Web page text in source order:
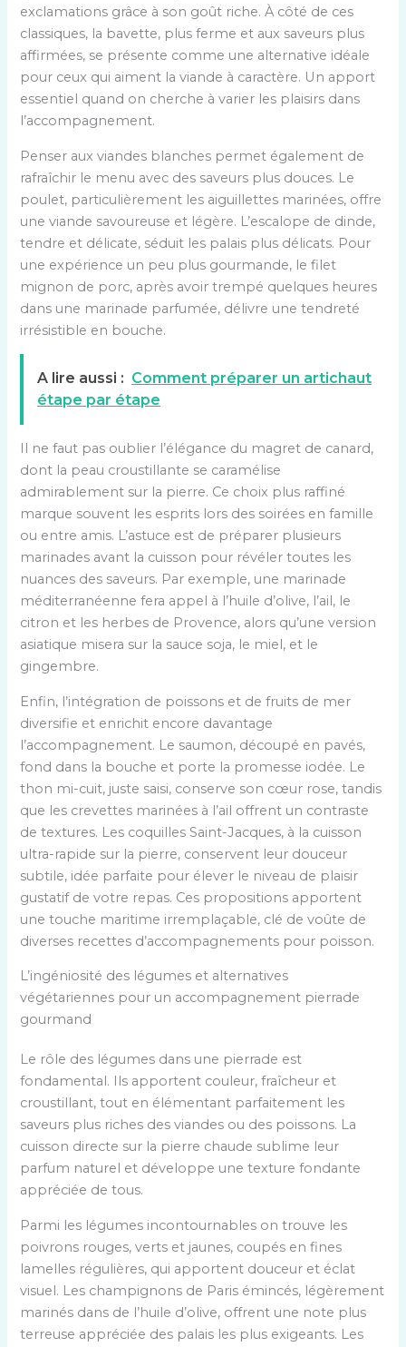
exclamations grâce à son goût riche. À côté de ces
classiques, la bavette, plus ferme et aux saveurs plus
affirmées, se présente comme une alternative idéale
pour ceux qui aiment la viande à caractère. Un apport
essentiel quand on cherche à varier les plaisirs dans
l’accompagnement.
Penser aux viandes blanches permet également de
rafraîchir le menu avec des saveurs plus douces. Le
poulet, particulièrement les aiguillettes marinées, offre
une viande savoureuse et légère. L’escalope de dinde,
tendre et délicate, séduit les palais plus délicats. Pour
une expérience un peu plus gourmande, le filet
mignon de porc, après avoir trempé quelques heures
dans une marinade parfumée, délivre une tendreté
irrésistible en bouche.
A lire aussi : Comment préparer un artichaut
étape par étape
Il ne faut pas oublier l’élégance du magret de canard,
dont la peau croustillante se caramélise
admirablement sur la pierre. Ce choix plus raffiné
marque souvent les esprits lors des soirées en famille
ou entre amis. L’astuce est de préparer plusieurs
marinades avant la cuisson pour révéler toutes les
nuances des saveurs. Par exemple, une marinade
méditerranéenne fera appel à l’huile d’olive, l’ail, le
citron et les herbes de Provence, alors qu’une version
asiatique misera sur la sauce soja, le miel, et le
gingembre.
Enfin, l’intégration de poissons et de fruits de mer
diversifie et enrichit encore davantage
l’accompagnement. Le saumon, découpé en pavés,
fond dans la bouche et porte la promesse iodée. Le
thon mi-cuit, juste saisi, conserve son cœur rose, tandis
que les crevettes marinées à l’ail offrent un contraste
de textures. Les coquilles Saint-Jacques, à la cuisson
ultra-rapide sur la pierre, conservent leur douceur
subtile, idée parfaite pour élever le niveau de plaisir
gustatif de votre repas. Ces propositions apportent
une touche maritime irremplaçable, clé de voûte de
diverses recettes d’accompagnements pour poisson.
L’ingéniosité des légumes et alternatives
végétariennes pour un accompagnement pierrade
gourmand
Le rôle des légumes dans une pierrade est
fondamental. Ils apportent couleur, fraîcheur et
croustillant, tout en élémentant parfaitement les
saveurs plus riches des viandes ou des poissons. La
cuisson directe sur la pierre chaude sublime leur
parfum naturel et développe une texture fondante
appréciée de tous.
Parmi les légumes incontournables on trouve les
poivrons rouges, verts et jaunes, coupés en fines
lamelles régulières, qui apportent douceur et éclat
visuel. Les champignons de Paris émincés, légèrement
marinés dans de l’huile d’olive, offrent une note plus
terreuse appréciée des palais les plus exigeants. Les